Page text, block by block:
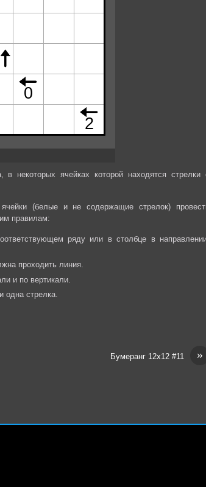
в некоторых ячейках которой находятся стрелки
(белые и не содержащие стрелок)
правилам:
ряду или в столбце в
проходить линия.
и по вертикали.
одна стрелка.
»
Бумеранг 12х12 #11